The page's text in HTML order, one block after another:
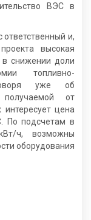
ВЭС в
ответственный и,
высокая
в снижении доли
топливно-
уже об
получаемой от
интересует цена
По подсчетам в
ч, возможны
оборудования